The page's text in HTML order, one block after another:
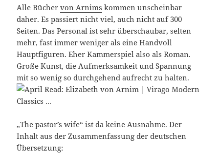
Alle Büchervon Arnims kommen unscheinbar
daher. Es passiert nicht viel, auch nicht auf 300
Seiten. Das Personal ist sehr überschaubar, selten
mehr, fast immer weniger als eine Handvoll
Hauptfiguren. Eher Kammerspiel also als Roman.
Große Kunst, die Aufmerksamkeit und Spannung
mit so wenig so durchgehend aufrecht zu halten.
„The pastor’s wife“ ist da keine Ausnahme. Der
Inhalt aus der Zusammenfassung der deutschen
Übersetzung: